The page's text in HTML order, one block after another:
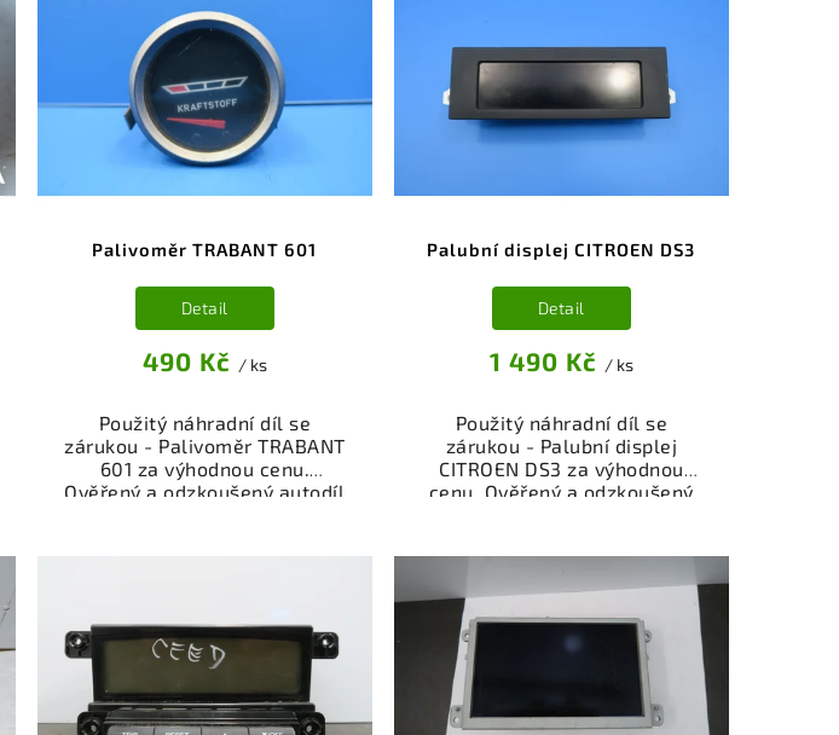
připravený k montáži.
Nabízíme osobní odběr nebo
rychlé doručení přes e-shop.
Samozřejmostí je garance
vrácení peněz v případě
nespokojenosti.
montáži. Nabízíme osobní
odběr nebo rychlé doručení
přes e-shop. Samozřejmostí je
garance vrácení peněz v
případě nespokojenosti.
Palivoměr TRABANT 601
490 Kč / ks
Detail
Použitý náhradní díl se
zárukou - Palivoměr TRABANT
601 za výhodnou cenu.
Ověřený a odzkoušený autodíl
Nabízíme osobní odběr nebo
rychlé doručení přes e-shop.
Samozřejmostí je garance
vrácení peněz v případě
nespokojenosti.
Palubní displej CITROEN DS3
1 490 Kč / ks
Detail
Použitý náhradní díl se
zárukou - Palubní displej
CITROEN DS3 za výhodnou
cenu. Ověřený a odzkoušený
příslušenství pro váš vůz.
Ověřený a funkční autodíl z
vrakoviště, připravený k
montáži. Nabízíme osobní
odběr nebo rychlé doručení
přes e-shop. Samozřejmostí je
garance vrácení peněz v
případě nespokojenosti.